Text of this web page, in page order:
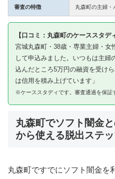
審査の特徴 丸森町の主婦・
【口コミ：丸森町のケーススタデ
宮城丸森町・38歳・専業主婦・女
して申込みました。いつもは主婦
込んだところ5万円の融資を受け
は信用を積み上げています」
※ケーススタディです。審査通過を保証
丸森町でソフト闇金
から使える脱出ステ
丸森町ですでにソフト闇金を